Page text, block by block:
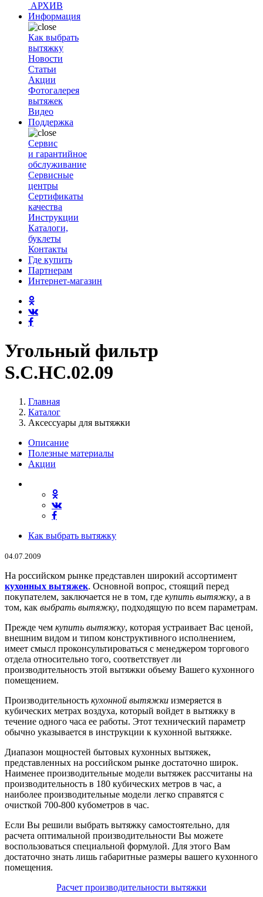
АРХИВ
Информация
Как выбрать
вытяжку
Новости
Статьи
Акции
Фотогалерея
вытяжек
Видео
Поддержка
Сервис
и гарантийное
обслуживание
Сервисные
центры
Сертификаты
качества
Инструкции
Каталоги,
буклеты
Контакты
Где купить
Партнерам
Интернет-магазин
Угольный фильтр
S.C.HC.02.09
Главная
Каталог
Аксессуары для вытяжки
Описание
Полезные материалы
Акции
Как выбрать вытяжку
04.07.2009
На российском рынке представлен широкий ассортимент
кухонных вытяжек. Основной вопрос, стоящий перед
покупателем, заключается не в том, где купить вытяжку, а в
том, как выбрать вытяжку, подходящую по всем параметрам.
Прежде чем купить вытяжку, которая устраивает Вас ценой,
внешним видом и типом конструктивного исполнением,
имеет смысл проконсультироваться с менеджером торгового
отдела относительно того, соответствует ли
производительность этой вытяжки объему Вашего кухонного
помещением.
Производительность кухонной вытяжки измеряется в
кубических метрах воздуха, который войдет в вытяжку в
течение одного часа ее работы. Этот технический параметр
обычно указывается в инструкции к кухонной вытяжке.
Диапазон мощностей бытовых кухонных вытяжек,
представленных на российском рынке достаточно широк.
Наименее производительные модели вытяжек рассчитаны на
производительность в 180 кубических метров в час, а
наиболее производительные модели легко справятся с
очисткой 700-800 кубометров в час.
Если Вы решили выбрать вытяжку самостоятельно, для
расчета оптимальной производительности Вы можете
воспользоваться специальной формулой. Для этого Вам
достаточно знать лишь габаритные размеры вашего кухонного
помещения.
Расчет производительности вытяжки